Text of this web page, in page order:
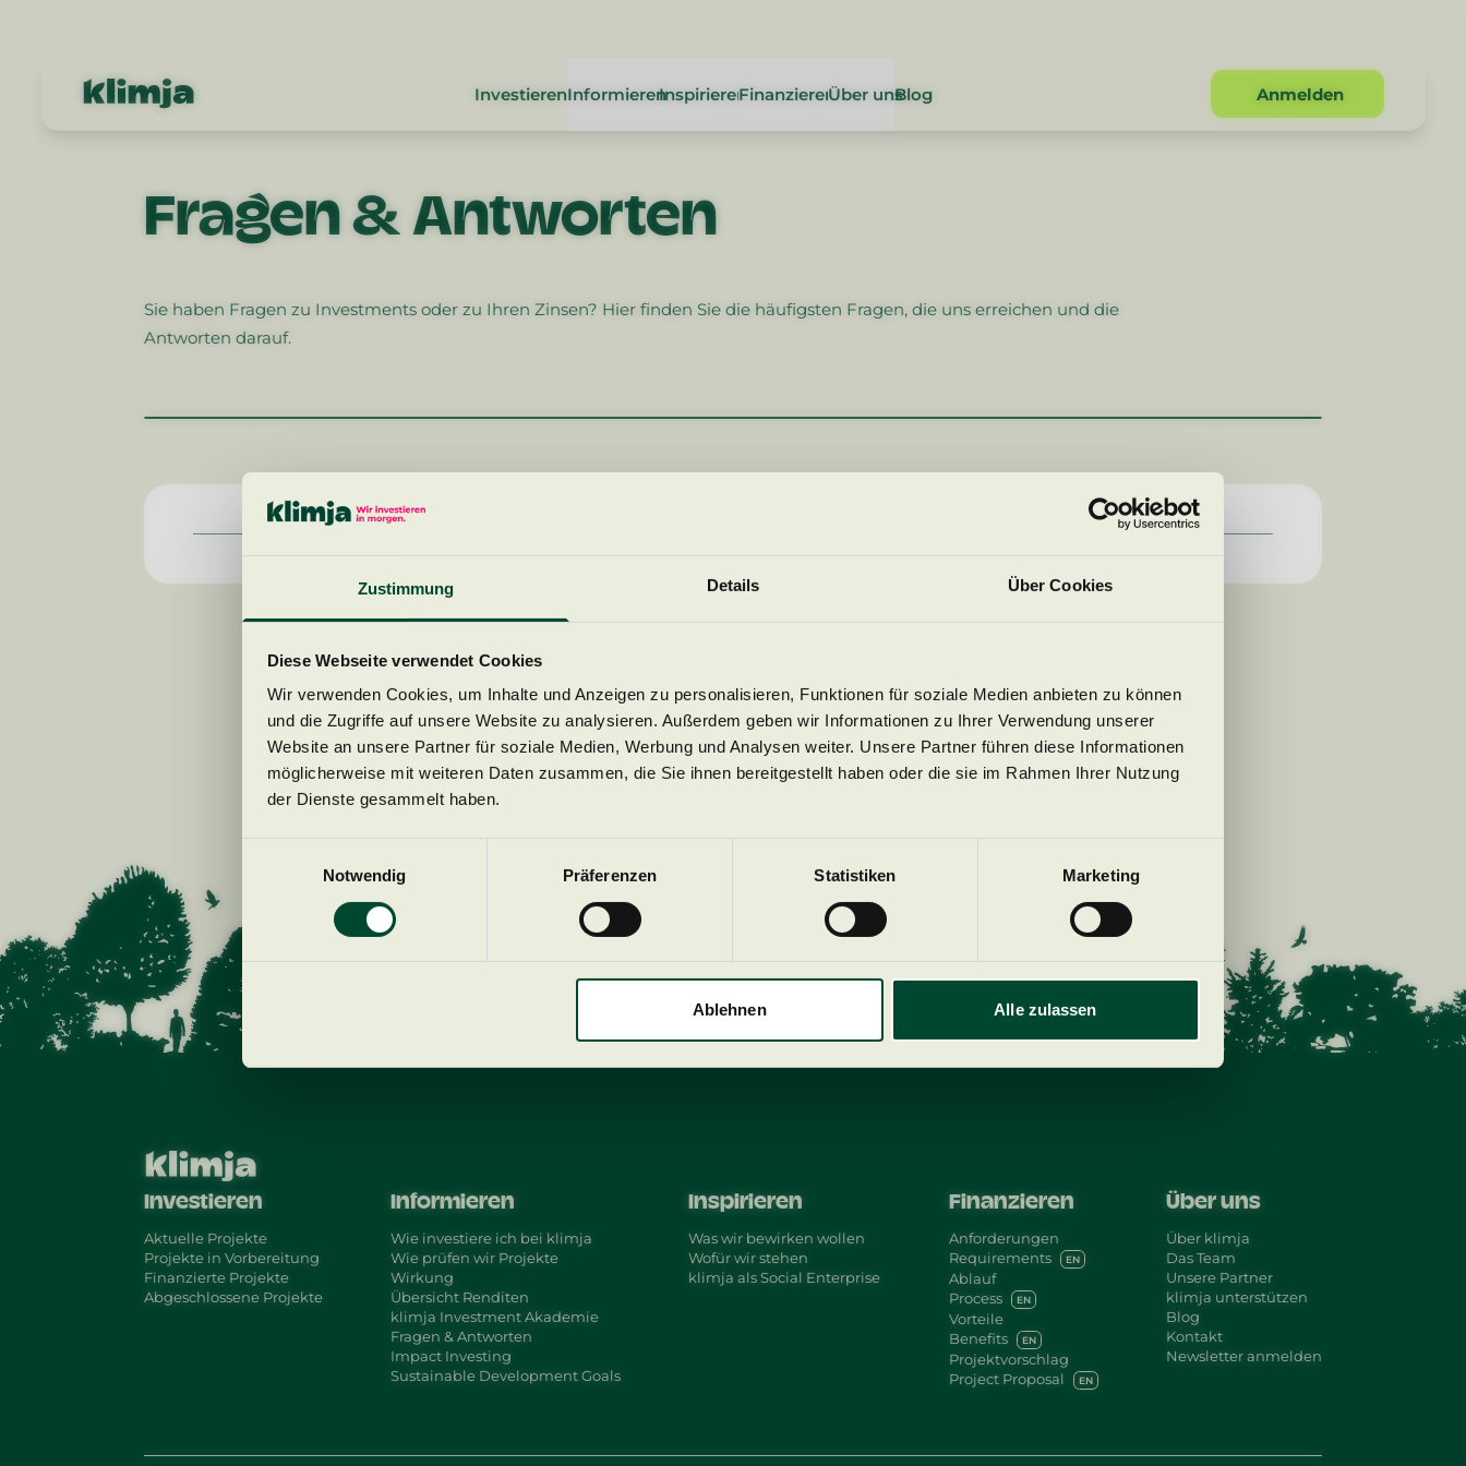
Zustimmung Details Über Cookies
Diese Webseite verwendet Cookies
Wir verwenden Cookies, um Inhalte und Anzeigen zu personalisieren, Funktionen für soziale Medien anbieten zu können
und die Zugriffe auf unsere Website zu analysieren. Außerdem geben wir Informationen zu Ihrer Verwendung unserer
Website an unsere Partner für soziale Medien, Werbung und Analysen weiter. Unsere Partner führen diese Informationen
möglicherweise mit weiteren Daten zusammen, die Sie ihnen bereitgestellt haben oder die sie im Rahmen Ihrer Nutzung
der Dienste gesammelt haben.
Notwendig
Präferenzen Statistiken Marketing
Ablehnen Alle zulassen
Newsletter Anmeldung
Sie wollen zu unseren Projekten auf dem Laufenden bleiben?
Melden Sie sich hier für unseren Newsletter an.
InvestierenInformieren
Wie investiere ich bei klimja
Wirkung Übersicht Renditen
Inspirieren
Was wir bewirken wollen
klimja als Social Enterprise
Finanzieren
Vorteile Benefits
Über uns
Unsere Partner
Kontakt aufnehmen
Blog Anmelden
Fragen & Antworten
Sie haben Fragen zu Investments oder zu Ihren Zinsen? Hier finden Sie die häufigsten Fragen, die uns erreichen und die
Antworten darauf.
Investieren
Aktuelle Projekte
Projekte in Vorbereitung
Finanzierte Projekte
Abgeschlossene Projekte
Informieren
Wie investiere ich bei klimja
Wie prüfen wir Projekte
Wirkung
Übersicht Renditen
klimja Investment Akademie
Fragen & Antworten
Impact Investing
Sustainable Development Goals
Inspirieren
Was wir bewirken wollen
Wofür wir stehen
klimja als Social Enterprise
Finanzieren
Anforderungen
Requirements
EN
Ablauf
Process
EN
Vorteile
Benefits
EN
Projektvorschlag
Project Proposal
EN
Über uns
Über klimja
Das Team
Unsere Partner
klimja unterstützen
Blog
Kontakt
Newsletter anmelden